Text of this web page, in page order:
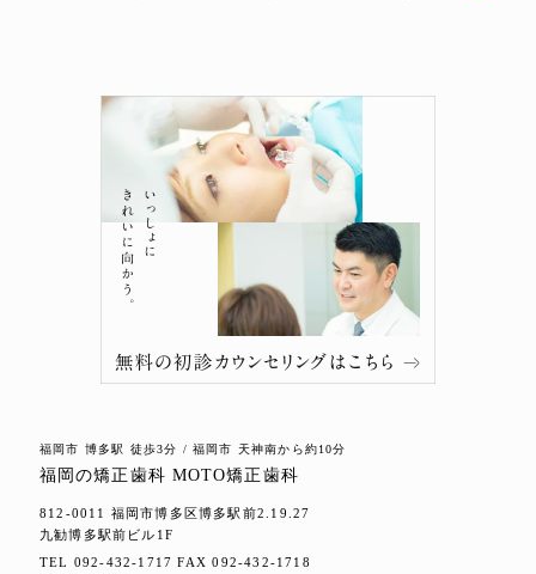
福岡市 博多駅 徒歩3分 / 福岡市 天神南から約10分
福岡の矯正歯科 MOTO矯正歯科
812-0011 福岡市博多区博多駅前2.19.27
九勧博多駅前ビル1F
TEL 092-432-1717 FAX 092-432-1718